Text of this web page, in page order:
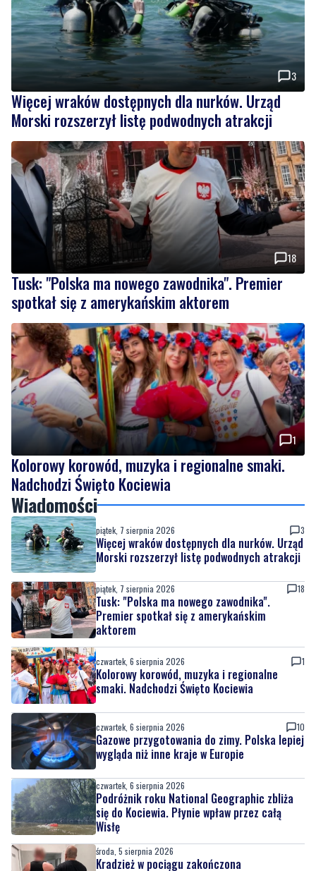
3
Więcej wraków dostępnych dla nurków. Urząd
Morski rozszerzył listę podwodnych atrakcji
18
Tusk: "Polska ma nowego zawodnika". Premier
spotkał się z amerykańskim aktorem
1
Kolorowy korowód, muzyka i regionalne smaki.
Nadchodzi Święto Kociewia
Wiadomości
piątek, 7 sierpnia 2026 3
Więcej wraków dostępnych dla nurków. Urząd
Morski rozszerzył listę podwodnych atrakcji
piątek, 7 sierpnia 2026 18
Tusk: "Polska ma nowego zawodnika".
Premier spotkał się z amerykańskim
aktorem
czwartek, 6 sierpnia 2026 1
Kolorowy korowód, muzyka i regionalne
smaki. Nadchodzi Święto Kociewia
czwartek, 6 sierpnia 2026 10
Gazowe przygotowania do zimy. Polska lepiej
wygląda niż inne kraje w Europie
czwartek, 6 sierpnia 2026
Podróżnik roku National Geographic zbliża
się do Kociewia. Płynie wpław przez całą
Wisłę
środa, 5 sierpnia 2026
Kradzież w pociągu zakończona